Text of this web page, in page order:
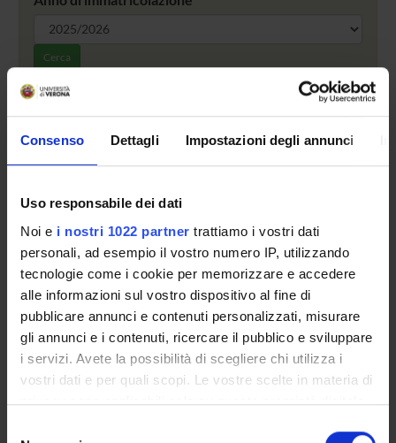
Consenso Dettagli Impostazioni degli annunci
Uso responsabile dei dati
Noi e i nostri 1022 partner trattiamo i vostri dati
personali, ad esempio il vostro numero IP, utilizzando
tecnologie come i cookie per memorizzare e accedere
alle informazioni sul vostro dispositivo al fine di
pubblicare annunci e contenuti personalizzati, misurare
gli annunci e i contenuti, ricercare il pubblico e sviluppare
i servizi. Avete la possibilità di scegliere chi utilizza i
vostri dati e per quali scopi. Le vostre scelte in materia di
privacy sono applicabili solo su questa proprietà digitale
Cerca
Presentazione
Come iscriversi
Insegnamenti
Calendario didattico
Piani didattici
Calendario esami
Bacheca avvisi